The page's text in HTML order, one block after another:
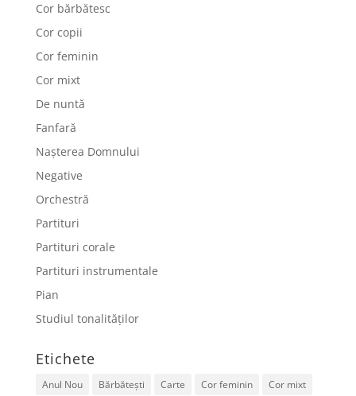
Cor bărbătesc
Cor copii
Cor feminin
Cor mixt
De nuntă
Fanfară
Nașterea Domnului
Negative
Orchestră
Partituri
Partituri corale
Partituri instrumentale
Pian
Studiul tonalităților
Etichete
Anul Nou Bărbătești Carte Cor feminin Cor mixt